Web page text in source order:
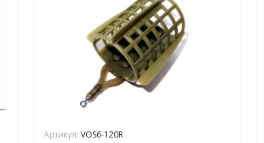
Артикул: VOS6-120R